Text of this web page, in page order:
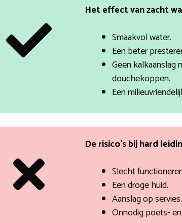
Het effect van zacht
Smaakvol water.
Een beter
Geen kalkaanslag
douchekoppen.
Een
De risico’s bij hard
Slecht
Een droge huid.
Aanslag op servies.
Onnodig poets-